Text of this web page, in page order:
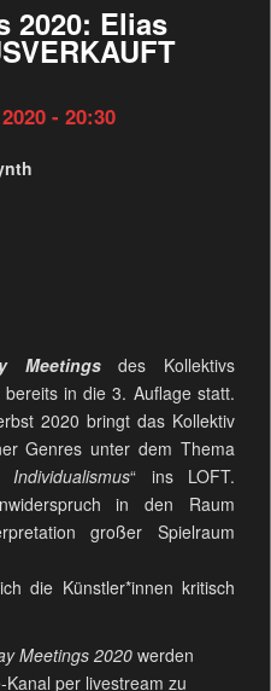
2020: Elias
- 20:30
Meetings
des Kollektivs
in die 3. Auflage statt.
2020 bringt das Kollektiv
Genres unter dem Thema
“ ins LOFT.
in den Raum
großer Spielraum
die Künstler*innen kritisch
Meetings 2020werden
Kanal per livestream zu